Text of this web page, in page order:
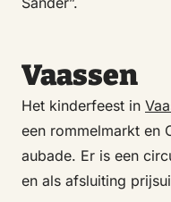
Vaassen
Het kinderfeest in
een rommelmarkt en
aubade. Er is een
en als afsluiting